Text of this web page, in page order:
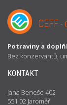
CEFF -
Potraviny a
Bez konzervantů,
KONTAKT
Jana Beneše 402
551 02 Jaroměř